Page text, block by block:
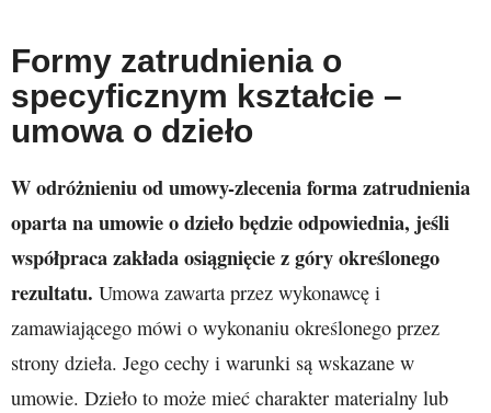
Formy zatrudnienia o
specyficznym kształcie –
umowa o dzieło
W odróżnieniu od umowy-zlecenia forma zatrudnienia
oparta na umowie o dzieło będzie odpowiednia, jeśli
współpraca zakłada osiągnięcie z góry określonego
rezultatu. Umowa zawarta przez wykonawcę i
zamawiającego mówi o wykonaniu określonego przez
strony dzieła. Jego cechy i warunki są wskazane w
umowie. Dzieło to może mieć charakter materialny lub